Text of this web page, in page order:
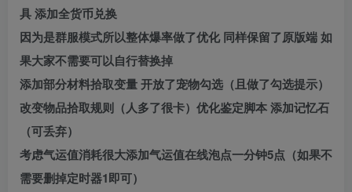
具 添加全货币兑换
因为是群服模式所以整体爆率做了优化 同样保留了原版端 如
果大家不需要可以自行替换掉
添加部分材料拾取变量 开放了宠物勾选（且做了勾选提示）
改变物品拾取规则（人多了很卡）优化鉴定脚本 添加记忆石
（可丢弃）
考虑气运值消耗很大添加气运值在线泡点一分钟5点（如果不
需要删掉定时器1即可）